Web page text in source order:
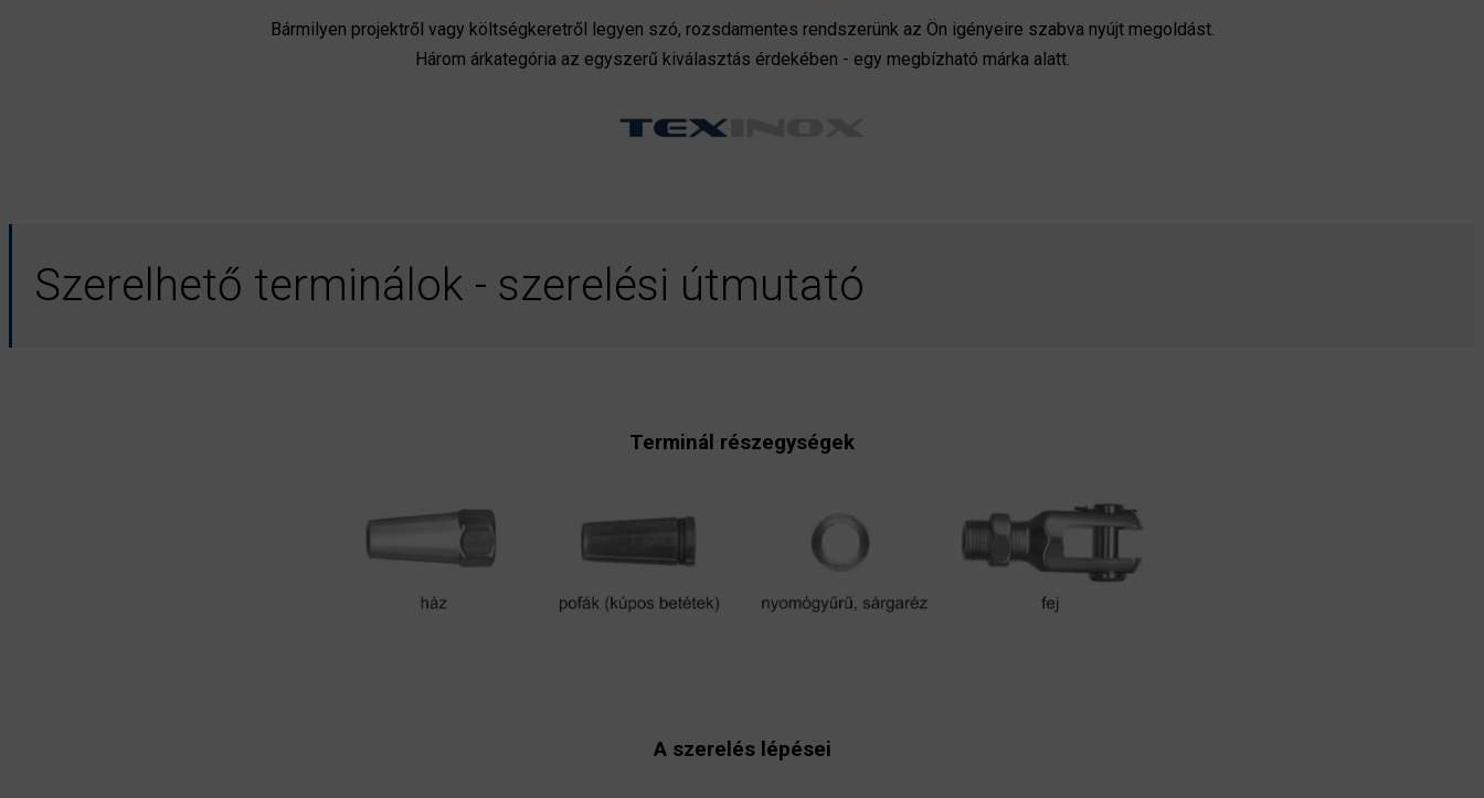
Bármilyen projektről vagy költségkeretről legyen szó, rozsdamentes rendszerünk az Ön igényeire szabva nyújt megoldást.
Három árkategória az egyszerű kiválasztás érdekében - egy megbízható márka alatt.
Szerelhető terminálok - szerelési útmutató
Terminál részegységek
A szerelés lépései